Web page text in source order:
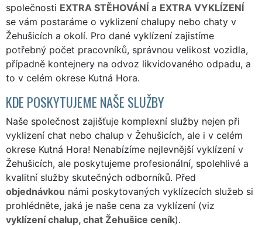
společnosti EXTRA STĚHOVÁNÍ a EXTRA VYKLÍZENÍ
se vám postaráme o vyklizení chalupy nebo chaty v
Žehušicích a okolí. Pro dané vyklízení zajistíme
potřebný počet pracovníků, správnou velikost vozidla,
případně kontejnery na odvoz likvidovaného odpadu, a
to v celém okrese Kutná Hora.
KDE POSKYTUJEME NAŠE SLUŽBY
Naše společnost zajišťuje komplexní služby nejen při
vyklizení chat nebo chalup v Žehušicích, ale i v celém
okrese Kutná Hora! Nenabízíme nejlevnější vyklízení v
Žehušicích, ale poskytujeme profesionální, spolehlivé a
kvalitní služby skutečných odborníků. Před
objednávkou námi poskytovaných vyklízecích služeb si
prohlédněte, jaká je naše cena za vyklízení (viz
vyklízení chalup, chat Žehušice ceník).